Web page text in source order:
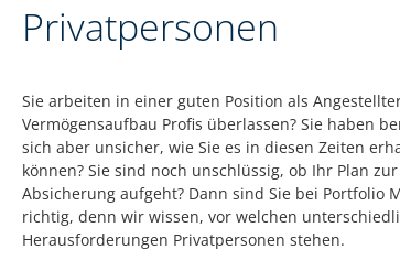
Privatpersonen
Sie arbeiten in einer guten Position als
Vermögensaufbau Profis überlassen? Sie haben
sich aber unsicher, wie Sie es in diesen Zeiten
können? Sie sind noch unschlüssig, ob Ihr Plan
Absicherung aufgeht? Dann sind Sie bei Portfolio
richtig, denn wir wissen, vor welchen
Herausforderungen Privatpersonen stehen.